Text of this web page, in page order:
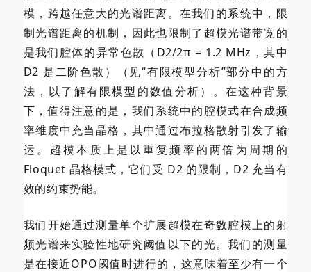
模，跨越任意大的光谱距离。在我们的系统中，限
制光谱距离的机制，因此也限制了超模光谱带宽的
是我们腔体的异常色散（D2/2π = 1.2 MHz，其中
D2 是二阶色散）（见“有限模型分析”部分中的方
法，以了解有限模型的数值分析）。在这种背景
下，值得注意的是，我们系统中的腔模式在合成频
率维度中充当晶格，其中通过布拉格散射引发了输
运。超模本质上是以重复频率的两倍为周期的
Floquet 晶格模式，它们受 D2 的限制，D2 充当有
效的约束势能。
我们开始通过测量单个扩展超模在奇数腔模上的射
频光谱来实验性地研究阈值以下的光。我们的测量
是在接近OPO阈值时进行的，这意味着至少有一个